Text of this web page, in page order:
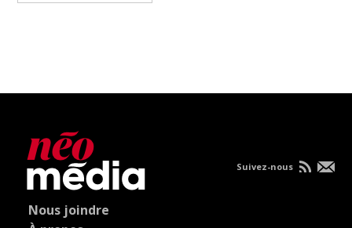
Nous joindre
Suivez-nous